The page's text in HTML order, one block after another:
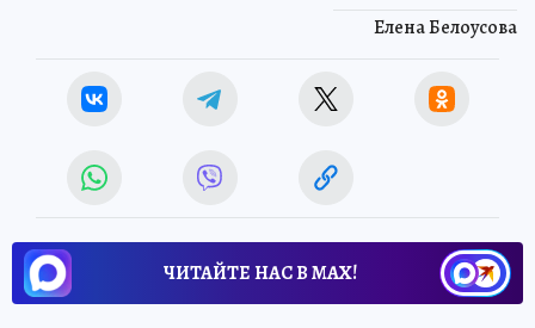
Елена Белоусова
ЧИТАЙТЕ НАС В МАХ!